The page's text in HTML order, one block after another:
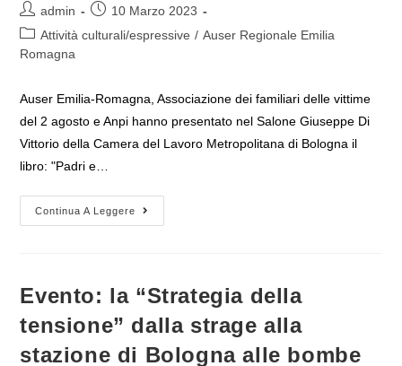
Autore
dell'articolo:
admin
Articolo
pubblicato:
10 Marzo 2023
Categoria
dell'articolo:
Attività culturali/espressive / Auser Regionale Emilia
Romagna
Auser Emilia-Romagna, Associazione dei familiari delle vittime
del 2 agosto e Anpi hanno presentato nel Salone Giuseppe Di
Vittorio della Camera del Lavoro Metropolitana di Bologna il
libro: "Padri e…
Continua A Leggere
Presentazione
Del
Delle
Logge
Di
Piera
Amendola.
Bologna,
Evento: la “Strategia della
tensione” dalla strage alla
stazione di Bologna alle bombe